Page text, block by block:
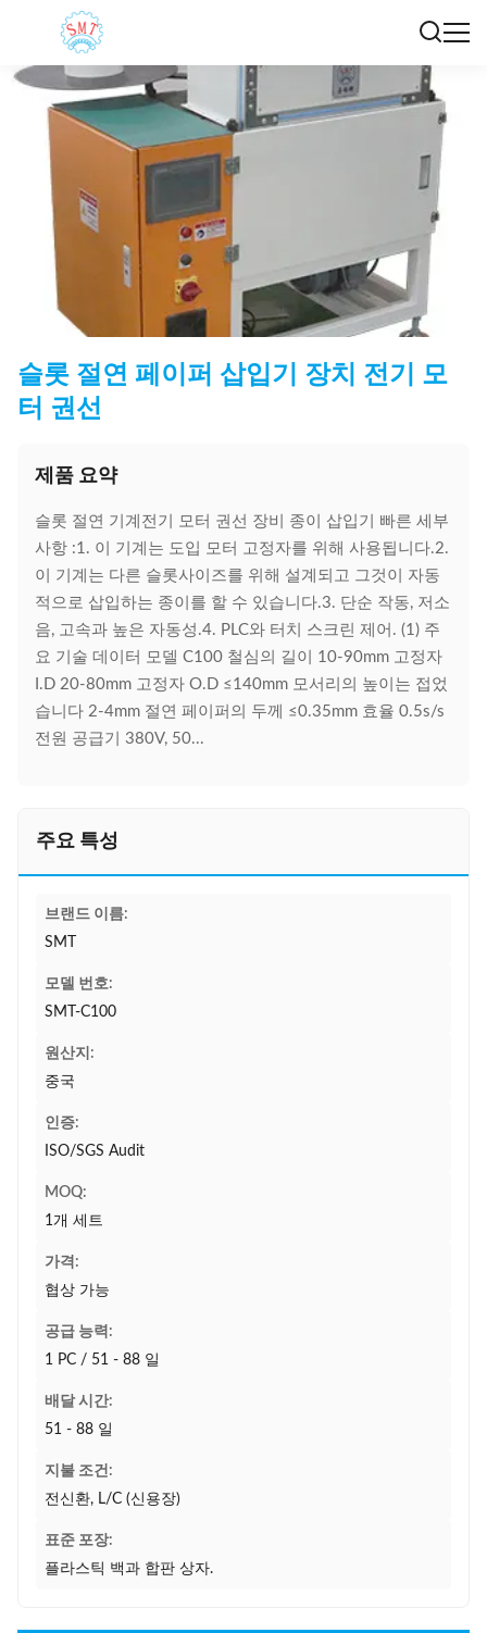
슬롯 절연 페이퍼 삽입기 장치 전기 모
터 권선
제품 요약
슬롯 절연 기계전기 모터 권선 장비 종이 삽입기 빠른 세부
사항 :1. 이 기계는 도입 모터 고정자를 위해 사용됩니다.2.
이 기계는 다른 슬롯사이즈를 위해 설계되고 그것이 자동
적으로 삽입하는 종이를 할 수 있습니다.3. 단순 작동, 저소
음, 고속과 높은 자동성.4. PLC와 터치 스크린 제어. (1) 주
요 기술 데이터 모델 C100 철심의 길이 10-90mm 고정자
I.D 20-80mm 고정자 O.D ≤140mm 모서리의 높이는 접었
습니다 2-4mm 절연 페이퍼의 두께 ≤0.35mm 효율 0.5s/s
전원 공급기 380V, 50...
주요 특성
브랜드 이름:
SMT
모델 번호:
SMT-C100
원산지:
중국
인증:
ISO/SGS Audit
MOQ:
1개 세트
가격:
협상 가능
공급 능력:
1 PC / 51 - 88 일
배달 시간:
51 - 88 일
지불 조건:
전신환, L/C (신용장)
표준 포장:
플라스틱 백과 합판 상자.